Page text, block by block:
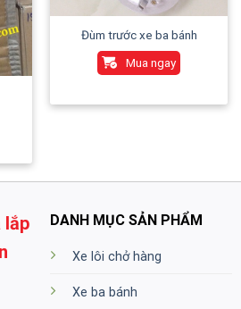
Đùm trước xe ba bánh
Mua ngay
lắp
DANH MỤC SẢN PHẨM
Xe lôi chở hàng
Xe ba bánh